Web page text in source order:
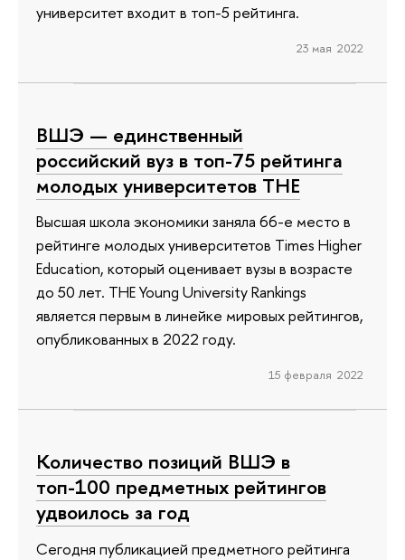
университет входит в топ-5 рейтинга.
23 мая 2022
ВШЭ — единственный
российский вуз в топ-75 рейтинга
молодых университетов ТНЕ
Высшая школа экономики заняла 66-е место в
рейтинге молодых университетов Times Higher
Education, который оценивает вузы в возрасте
до 50 лет. THE Young University Rankings
является первым в линейке мировых рейтингов,
опубликованных в 2022 году.
15 февраля 2022
Количество позиций ВШЭ в
топ-100 предметных рейтингов
удвоилось за год
Сегодня публикацией предметного рейтинга